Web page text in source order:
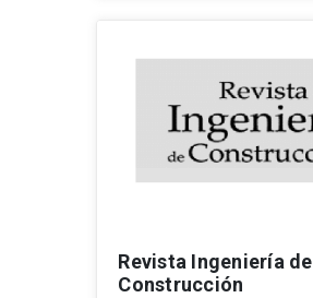
Revista Ingeniería de
Construcción